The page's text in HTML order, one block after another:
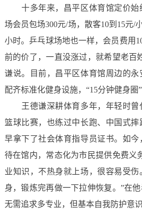
十多年来，昌平区体育馆定价始
场会员包场300元/场，散客10到15元/
小时。乒乓球场地也一样，会员费用
前的价了，一直没涨过，就希望老百
谦说。目前，昌平区体育馆周边的
配齐标准化健身设施，“15分钟健身圈”
王德谦深耕体育多年，年轻时曾
篮球比赛，也练过中长跑、中国式
早拿下了社会体育指导员证书。如
待在馆内，常态化为市民提供免费义
业知识，不热身就上场，很容易受
身，锻炼完再做一下拉伸恢复。”在
无需追求多专业，但基本自我防护意